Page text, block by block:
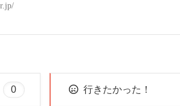
0 行きたかった！